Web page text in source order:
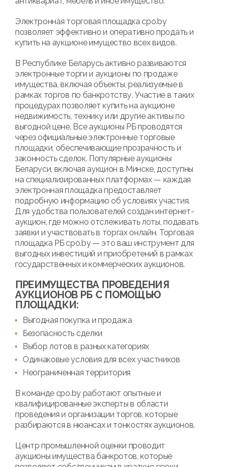
Электронная торговая площадка cpo.by
позволяет эффективно и оперативно продать и
купить на аукционе имущество всех видов.
В Республике Беларусь активно развиваются
электронные торги и аукционы по продаже
имущества, включая объекты, реализуемые в
рамках торгов по банкротству. Участие в таких
процедурах позволяет купить на аукционе
недвижимость, технику или другие активы по
выгодной цене. Все аукционы РБ проводятся
через официальные электронные торговые
площадки, обеспечивающие прозрачность и
законность сделок. Популярные аукционы
Беларуси, включая аукцион в Минске, доступны
на специализированных платформах — каждая
электронная площадка предоставляет
подробную информацию об условиях участия.
Для удобства пользователей создан интернет-
аукцион, где можно отслеживать лоты, подавать
заявки и участвовать в торгах онлайн. Торговая
площадка РБ cpo.by — это ваш инструмент для
выгодных инвестиций и приобретений в рамках
государственных и коммерческих аукционов.
ПРЕИМУЩЕСТВА ПРОВЕДЕНИЯ
АУКЦИОНОВ РБ С ПОМОЩЬЮ
ПЛОЩАДКИ:
Выгодная покупка и продажа
Безопасность сделки
Выбор лотов в разных категориях
Одинаковые условия для всех участников
Неограниченная территория
В команде cpo.by работают опытные и
квалифицированные эксперты в области
проведения и организации торгов, которые
разбираются в нюансах и тонкостях аукционов.
Центр промышленной оценки проводит
аукционы имущества банкротов, которые